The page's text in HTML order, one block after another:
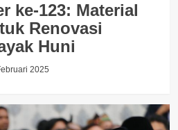
ke-123: Material
Renovasi
Huni
2025